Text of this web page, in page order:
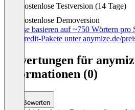
Kostenlose Testversion (14 Tage)
Kostenlose Demoversion
* Preise basieren auf ~750 Wörtern
und Credit-Pakete unter anymize.de/
Bewertungen für
Informationen (0)
Bewerten